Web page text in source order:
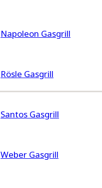
Napoleon Gasgrill
Rösle Gasgrill
Santos Gasgrill
Weber Gasgrill